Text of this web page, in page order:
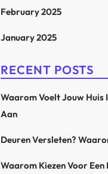
February 2025
January 2025
RECENT POSTS
Waarom Voelt Jouw Huis
Aan
Deuren Versleten?
Waarom Kiezen Voor